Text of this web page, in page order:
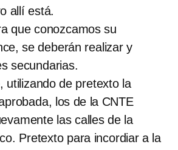
allí está.
que conozcamos su
se deberán realizar y
secundarias.
utilizando de pretexto la
los de la CNTE
las calles de la
Pretexto para incordiar a la